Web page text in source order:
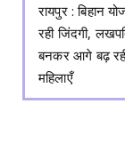
रायपुर : बिहान
रही जिंदगी,
बनकर आगे बढ़
महिलाएँ